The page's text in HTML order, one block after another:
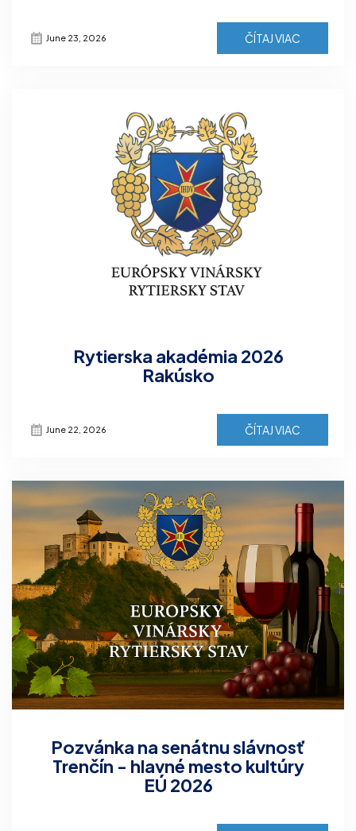
June 23, 2026 ČÍTAJ VIAC
Rytierska akadémia 2026
Rakúsko
June 22, 2026 ČÍTAJ VIAC
Pozvánka na senátnu slávnosť
Trenčín - hlavné mesto kultúry
EÚ 2026